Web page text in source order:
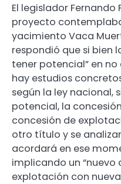
El legislador Fernando
proyecto
yacimiento Vaca
respondió que si bien
tener potencial” en
hay estudios
según la ley nacional,
potencial, la
concesión de
otro título y se
acordará en ese
implicando un “nuevo
explotación con